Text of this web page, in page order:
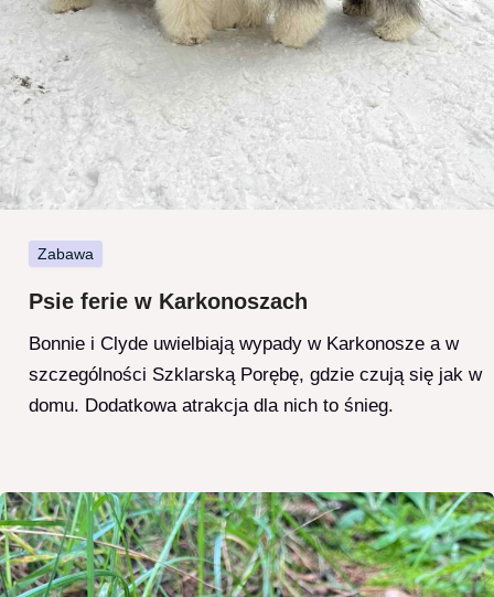
Zabawa
Psie ferie w Karkonoszach
Bonnie i Clyde uwielbiają wypady w Karkonosze a w
szczególności Szklarską Porębę, gdzie czują się jak w
domu. Dodatkowa atrakcja dla nich to śnieg.